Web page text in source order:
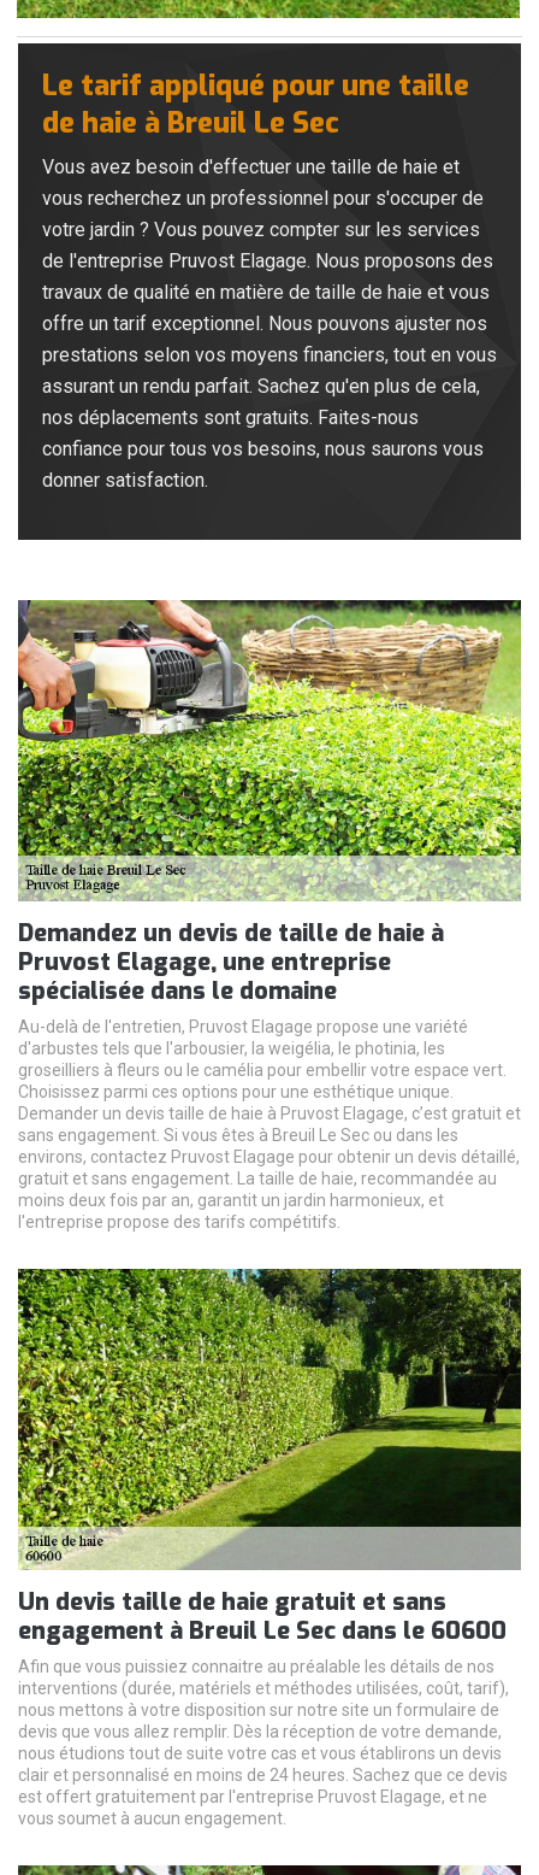
Le tarif appliqué pour une taille
de haie à Breuil Le Sec
Vous avez besoin d'effectuer une taille de haie et
vous recherchez un professionnel pour s'occuper de
votre jardin ? Vous pouvez compter sur les services
de l'entreprise Pruvost Elagage. Nous proposons des
travaux de qualité en matière de taille de haie et vous
offre un tarif exceptionnel. Nous pouvons ajuster nos
prestations selon vos moyens financiers, tout en vous
assurant un rendu parfait. Sachez qu'en plus de cela,
nos déplacements sont gratuits. Faites-nous
confiance pour tous vos besoins, nous saurons vous
donner satisfaction.
Demandez un devis de taille de haie à
Pruvost Elagage, une entreprise
spécialisée dans le domaine
Au-delà de l'entretien, Pruvost Elagage propose une variété
d'arbustes tels que l'arbousier, la weigélia, le photinia, les
groseilliers à fleurs ou le camélia pour embellir votre espace vert.
Choisissez parmi ces options pour une esthétique unique.
Demander un devis taille de haie à Pruvost Elagage, c’est gratuit et
sans engagement. Si vous êtes à Breuil Le Sec ou dans les
environs, contactez Pruvost Elagage pour obtenir un devis détaillé,
gratuit et sans engagement. La taille de haie, recommandée au
moins deux fois par an, garantit un jardin harmonieux, et
l'entreprise propose des tarifs compétitifs.
Un devis taille de haie gratuit et sans
engagement à Breuil Le Sec dans le 60600
Afin que vous puissiez connaitre au préalable les détails de nos
interventions (durée, matériels et méthodes utilisées, coût, tarif),
nous mettons à votre disposition sur notre site un formulaire de
devis que vous allez remplir. Dès la réception de votre demande,
nous étudions tout de suite votre cas et vous établirons un devis
clair et personnalisé en moins de 24 heures. Sachez que ce devis
est offert gratuitement par l'entreprise Pruvost Elagage, et ne
vous soumet à aucun engagement.